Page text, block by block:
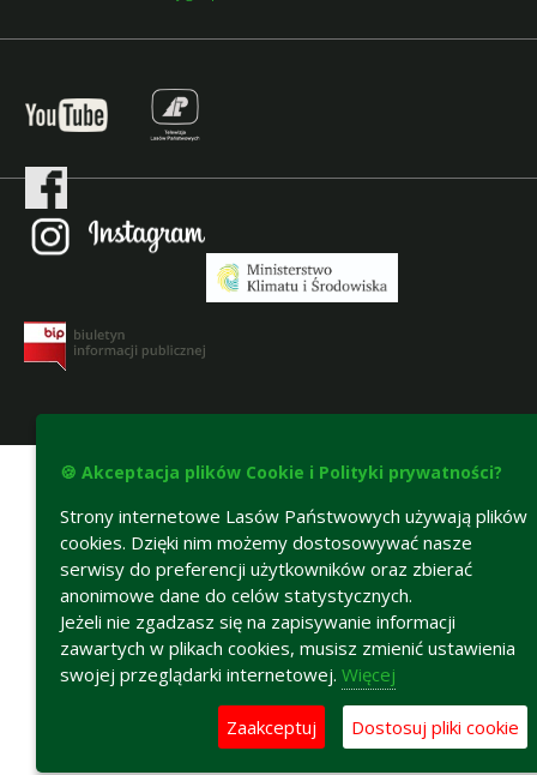
🍪 Akceptacja plików Cookie i Polityki prywatności?
Strony internetowe Lasów Państwowych używają plików
cookies. Dzięki nim możemy dostosowywać nasze
serwisy do preferencji użytkowników oraz zbierać
anonimowe dane do celów statystycznych.
Jeżeli nie zgadzasz się na zapisywanie informacji
zawartych w plikach cookies, musisz zmienić ustawienia
swojej przeglądarki internetowej. Więcej
Zaakceptuj Dostosuj pliki cookie